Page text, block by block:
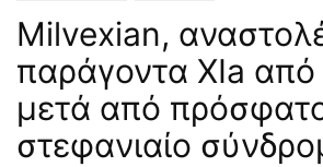
Μilvexian,
παράγοντα XIa
μετά από
στεφανιαίο